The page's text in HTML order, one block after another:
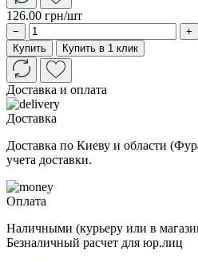
126.00 грн/шт
−
+
Купить
Купить в 1 клик
Доставка и оплата
Доставка
Доставка по Киеву и области
учета доставки.
Оплата
Наличными (курьеру или в
Безналичный расчет для юр.лиц